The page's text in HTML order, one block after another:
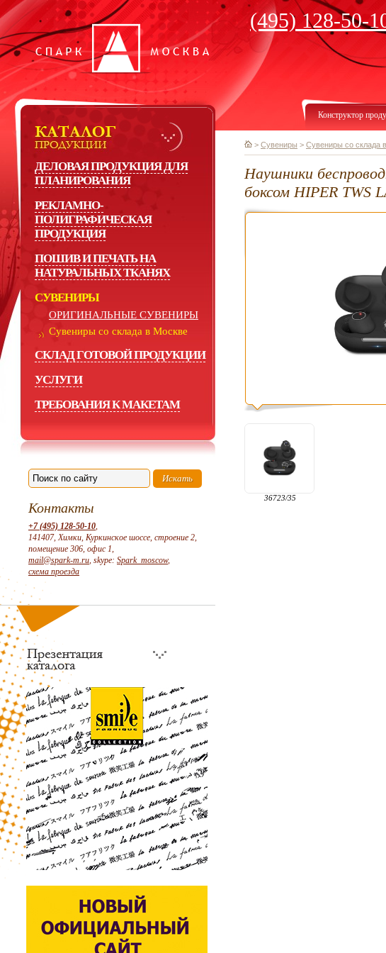
(495) 128-50-
ДЕЛОВАЯ ПРОДУКЦИЯ ДЛЯ
ПЛАНИРОВАНИЯ
РЕКЛАМНО-
ПОЛИГРАФИЧЕСКАЯ
ПРОДУКЦИЯ
ПОШИВ И ПЕЧАТЬ НА
НАТУРАЛЬНЫХ ТКАНЯХ
СУВЕНИРЫ
ОРИГИНАЛЬНЫЕ СУВЕНИРЫ
Сувениры со склада в Москве
СКЛАД ГОТОВОЙ ПРОДУКЦИИ
УСЛУГИ
ТРЕБОВАНИЯ К МАКЕТАМ
Контакты
+7 (495) 128-50-10,
141407, Химки, Куркинское шоссе, строение 2,
помещение 306, офис 1,
mail@spark-m.ru, skype: Spark_moscow,
схема проезда
Конструктор
> Сувениры > Сувениры со склада
Наушники
боксом HIPER TWS
36723/35